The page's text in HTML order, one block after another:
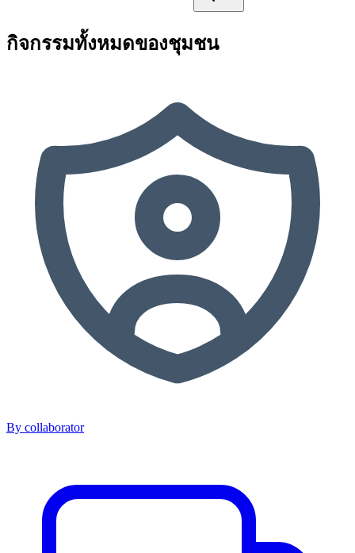
กิจกรรมทั้งหมดของชุมชน
By collaborator